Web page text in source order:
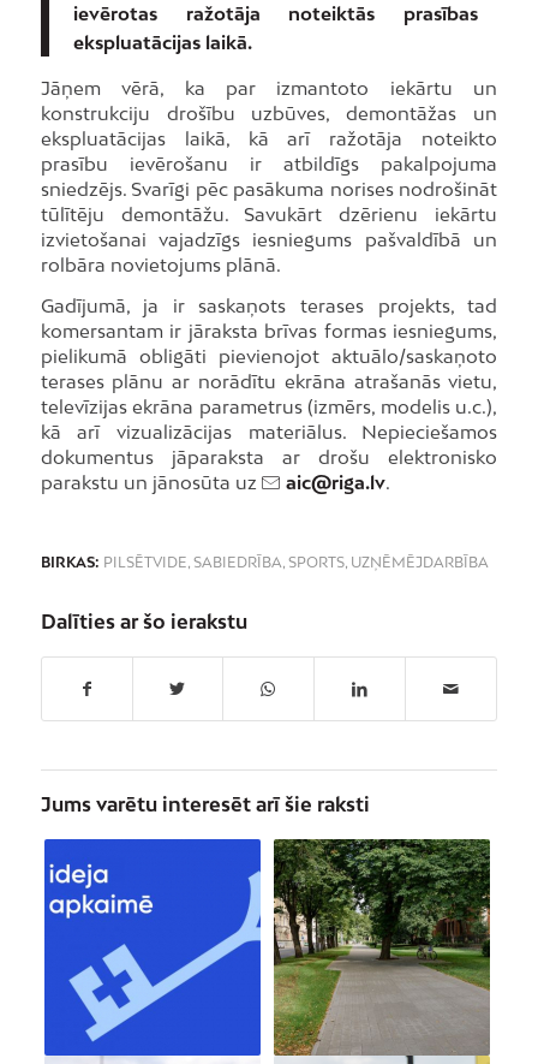
ievērotas ražotāja noteiktās prasības
ekspluatācijas laikā.
Jāņem vērā, ka par izmantoto iekārtu un
konstrukciju drošību uzbūves, demontāžas un
ekspluatācijas laikā, kā arī ražotāja noteikto
prasību ievērošanu ir atbildīgs pakalpojuma
sniedzējs. Svarīgi pēc pasākuma norises nodrošināt
tūlītēju demontāžu. Savukārt dzērienu iekārtu
izvietošanai vajadzīgs iesniegums pašvaldībā un
rolbāra novietojums plānā.
Gadījumā, ja ir saskaņots terases projekts, tad
komersantam ir jāraksta brīvas formas iesniegums,
pielikumā obligāti pievienojot aktuālo/saskaņoto
terases plānu ar norādītu ekrāna atrašanās vietu,
televīzijas ekrāna parametrus (izmērs, modelis u.c.),
kā arī vizualizācijas materiālus. Nepieciešamos
dokumentus jāparaksta ar drošu elektronisko
parakstu un jānosūta uz
aic@riga.lv.
BIRKAS: PILSĒTVIDE, SABIEDRĪBA, SPORTS, UZŅĒMĒJDARBĪBA
Dalīties ar šo ierakstu
Jums varētu interesēt arī šie raksti